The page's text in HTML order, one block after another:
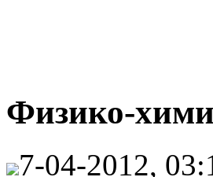
Физико-
7-04-2012,